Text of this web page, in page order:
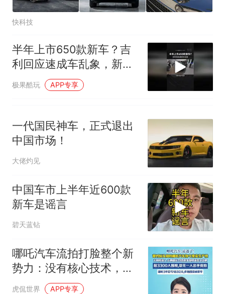
快科技
半年上市650款新车？吉
利回应速成车乱象，新车
开发周期3-5年
极果酷玩 APP专享
一代国民神车，正式退出
中国市场！
大佬灼见
中国车市上半年近600款
新车是谣言
碧天蓝钻
哪吒汽车流拍打脸整个新
势力：没有核心技术，所
有繁华都是泡沫
虎侃世界 APP专享